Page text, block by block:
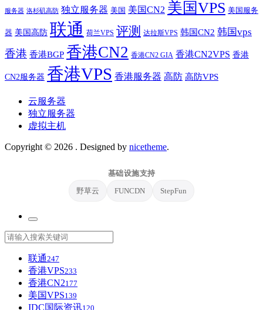
服务器 洛杉矶高防 独立服务器 美国 美国CN2 美国VPS 美国服务
器 美国高防 联通 荷兰VPS 评测 达拉斯VPS 韩国CN2 韩国vps
香港 香港BGP 香港CN2 香港CN2 GIA 香港CN2VPS 香港
CN2服务器 香港VPS 香港服务器 高防 高防VPS
云服务器
独立服务器
虚拟主机
Copyright © 2026 . Designed by nicetheme.
基础设施支持
野草云
FUNCDN StepFun
联通247
香港VPS233
香港CN2177
美国VPS139
IDC国际资讯120